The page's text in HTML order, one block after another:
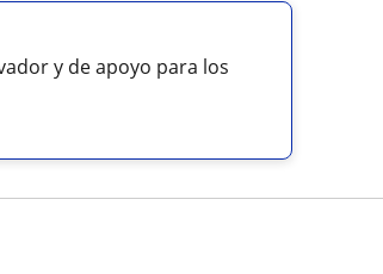
y de apoyo para los